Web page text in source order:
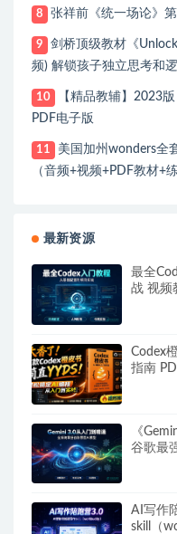
8 张祥前《统一场论》
9
剑桥顶级教材《
频) 解锁孩子独立思考和逻
10
【精品教辅】2023
PDF电子版
11
美国加州wonders全
（音频+视频+PDF教材+
最新资源
最全
战 视频
Codex
指南
《
谷歌最
AI写作
skill（